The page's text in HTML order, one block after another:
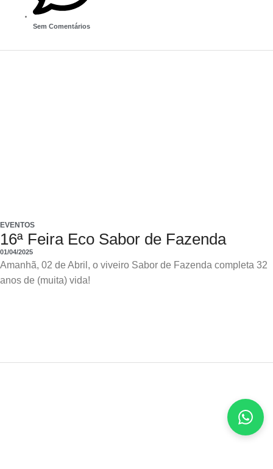
Sem Comentários
EVENTOS
16ª Feira Eco Sabor de Fazenda
01/04/2025
Amanhã, 02 de Abril, o viveiro Sabor de Fazenda completa 32
anos de (muita) vida!